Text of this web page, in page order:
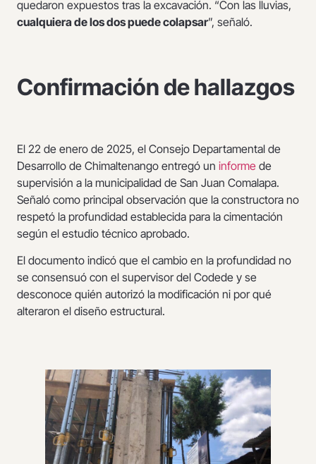
quedaron expuestos tras la excavación. “Con las lluvias,
cualquiera de los dos puede colapsar”, señaló.
Confirmación de hallazgos
El 22 de enero de 2025, el Consejo Departamental de
Desarrollo de Chimaltenango entregó un informe de
supervisión a la municipalidad de San Juan Comalapa.
Señaló como principal observación que la constructora no
respetó la profundidad establecida para la cimentación
según el estudio técnico aprobado.
El documento indicó que el cambio en la profundidad no
se consensuó con el supervisor del Codede y se
desconoce quién autorizó la modificación ni por qué
alteraron el diseño estructural.